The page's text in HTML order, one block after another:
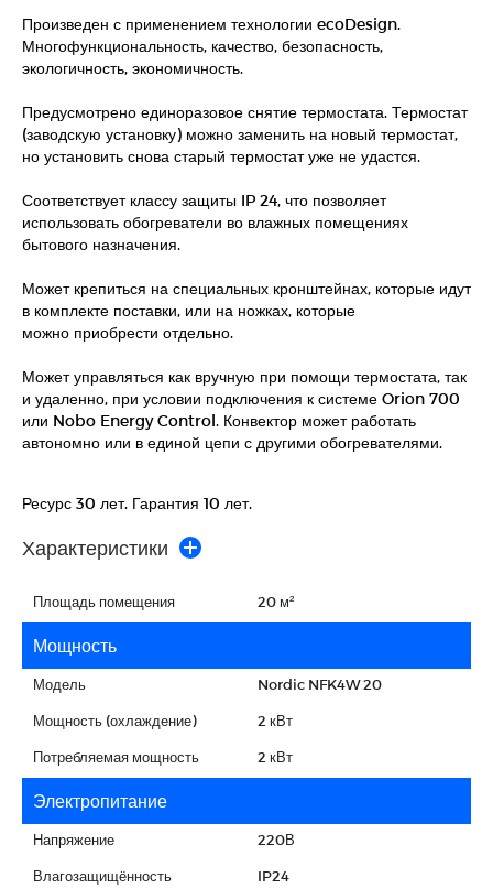
Произведен с применением технологии ecoDesign.
Многофункциональность, качество, безопасность,
экологичность, экономичность.
Предусмотрено единоразовое снятие термостата. Термостат
(заводскую установку) можно заменить на новый термостат,
но установить снова старый термостат уже не удастся.
Соответствует классу защиты IP 24, что позволяет
использовать обогреватели во влажных помещениях
бытового назначения.
Может крепиться на специальных кронштейнах, которые идут
в комплекте поставки, или на ножках, которые
можно приобрести отдельно.
Может управляться как вручную при помощи термостата, так
и удаленно, при условии подключения к системе Orion 700
или Nobo Energy Control. Конвектор может работать
автономно или в единой цепи с другими обогревателями.
Ресурс 30 лет. Гарантия 10 лет.
Характеристики
Площадь помещения 20 м²
Мощность
Модель Nordic NFK4W 20
Мощность (охлаждение) 2 кВт
Потребляемая мощность 2 кВт
Электропитание
Напряжение 220В
Влагозащищённость IP24